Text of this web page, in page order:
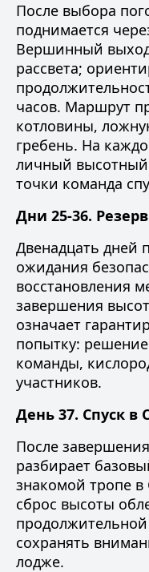
После выбора
поднимается
Вершинный выход
рассвета;
часов. Маршрут
котловины,
гребень. На
личный высотный
точки команда
Дни 25-36.
Двенадцать дней
ожидания
восстановления
завершения
означает
попытку: решение
команды,
участников.
День 37. Спуск в
После
разбирает
знакомой тропе
сброс высоты
сохранять
лодже.